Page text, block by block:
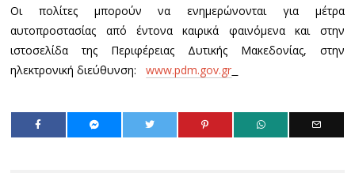
Οι πολίτες μπορούν να ενημερώνονται για μέτρα
αυτοπροστασίας από έντονα καιρικά φαινόμενα και στην
ιστοσελίδα της Περιφέρειας Δυτικής Μακεδονίας, στην
ηλεκτρονική διεύθυνση:www.pdm.gov.gr